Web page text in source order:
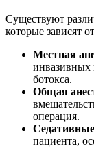
Существуют
которые зависят
Местная
инвазивных
ботокса.
Общая
операция.
пациента,